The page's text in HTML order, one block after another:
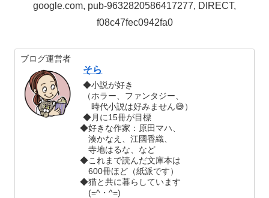
google.com, pub-9632820586417277, DIRECT,
f08c47fec0942fa0
ブログ運営者
そら
◆小説が好き
（ホラー、ファンタジー、
時代小説は好みません😅）
◆月に15冊が目標
◆好きな作家：原田マハ、
湊かなえ、江國香織、
寺地はるな、など
◆これまで読んだ文庫本は
600冊ほど（紙派です）
◆猫と共に暮らしています
(=^・^=)